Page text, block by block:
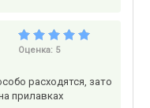
Оценка: 5
расходятся, зато
прилавках